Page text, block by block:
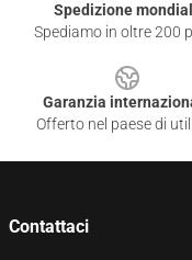
Spedizione
Spediamo in oltre 200
Garanzia
Offerto nel paese di
Contattaci